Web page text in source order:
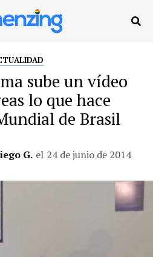
sube un vídeo
lo que hace
de Brasil
G. el 24 de junio de 2014